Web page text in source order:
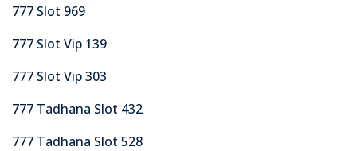
777 Slot 969
777 Slot Vip 139
777 Slot Vip 303
777 Tadhana Slot 432
777 Tadhana Slot 528